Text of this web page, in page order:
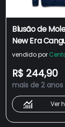
Blusão de
New Era
New York
Masculino
vendido por
R$ 244,90
mais de 2 anos
Ver